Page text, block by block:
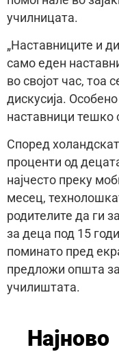
училницата.
„Наставниците и
само еден
во својот час, тоа
дискусија.
наставници тешко
Според
проценти од
најчесто преку
месец,
родителите да ги
за деца под 15
поминато пред
предложи општа
училиштата.
Најново